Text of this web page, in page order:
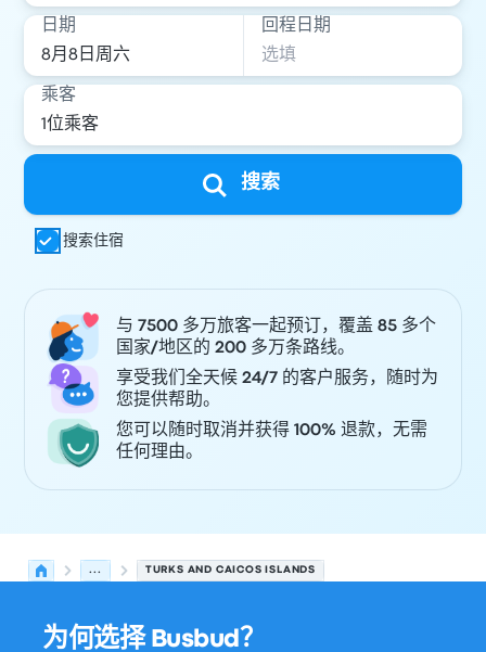
日期 回程日期
乘客
搜索
搜索住宿
与 7500 多万旅客一起预订，覆盖 85 多个
国家/地区的 200 多万条路线。
享受我们全天候 24/7 的客户服务，随时为
您提供帮助。
您可以随时取消并获得 100% 退款，无需
任何理由。
... TURKS AND CAICOS ISLANDS
为何选择 Busbud？